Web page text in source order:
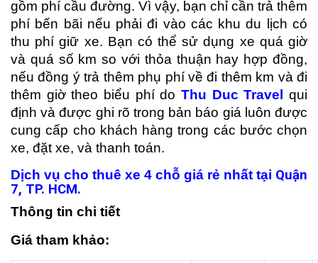
gồm phí cầu đường. Vì vậy, bạn chỉ cần trả thêm
phí bến bãi nếu phải đi vào các khu du lịch có
thu phí giữ xe. Bạn có thể sử dụng xe quá giờ
và quá số km so với thỏa thuận hay hợp đồng,
nếu đồng ý trả thêm phụ phí về đi thêm km và đi
thêm giờ theo biểu phí do Thu Duc Travel qui
định và được ghi rõ trong bản báo giá luôn được
cung cấp cho khách hàng trong các bước chọn
xe, đặt xe, và thanh toán.
Dịch vụ cho thuê xe 4 chỗ giá rẻ nhất tại Quận
7, TP. HCM.
Thông tin chi tiết
Giá tham khảo: